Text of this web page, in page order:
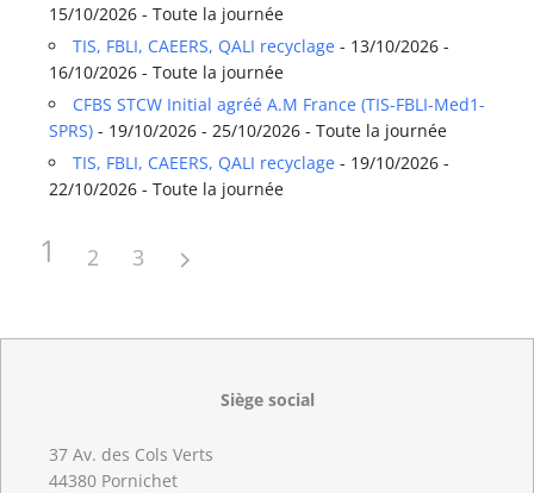
15/10/2026 - Toute la journée
TIS, FBLI, CAEERS, QALI recyclage- 13/10/2026 -
16/10/2026 - Toute la journée
CFBS STCW Initial agréé A.M France (TIS-FBLI-Med1-
SPRS) - 19/10/2026 - 25/10/2026 - Toute la journée
TIS, FBLI, CAEERS, QALI recyclage- 19/10/2026 -
22/10/2026 - Toute la journée
1 2 3
Siège social
37 Av. des Cols Verts
44380 Pornichet